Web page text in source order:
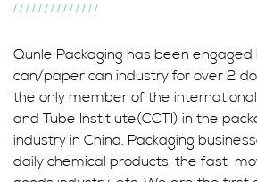
//////////////
Qunle Packaging has been
can/paper can industry for over 2
the only member of the
and Tube Instit ute(CCTI) in the
industry in China. Packaging
daily chemical products, the fast-